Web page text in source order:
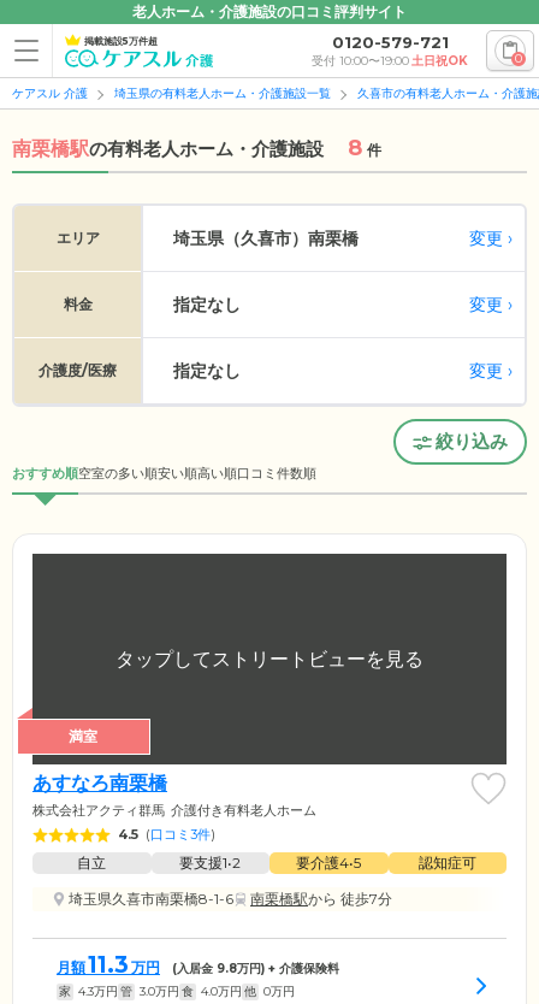
老人ホーム・介護施設の口コミ評判サイト
掲載施設5万件超 0120-579-721
受付 10:00〜19:00土日祝OK 0
ケアスル 介護 埼玉県の有料老人ホーム・介護施設一覧 久喜市の有料老人ホーム・介護
南栗橋駅の有料老人ホーム・介護施設 8 件
エリア 埼玉県（久喜市） 南栗橋 変更
料金 指定なし 変更
介護度/医療 指定なし 変更
絞り込み
おすすめ順空室の多い順安い順高い順口コミ件数順
満室
あすなろ南栗橋
株式会社アクティ群馬 介護付き有料老人ホーム
4.5 (口コミ3件)
自立 要支援1•2 要介護4•5
認知症可
埼玉県久喜市南栗橋8-1-6
南栗橋駅から 徒歩7分
月額11.3 万円 (入居金 9.8万円) + 介護保険料
家 4.3万円 管 3.0万円 食 4.0万円 他 0万円